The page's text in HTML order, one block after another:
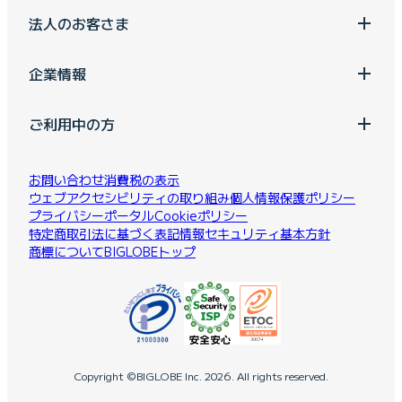
法人のお客さま
企業情報
ご利用中の方
お問い合わせ消費税の表示
ウェブアクセシビリティの取り組み個人情報保護ポリシー
プライバシーポータルCookieポリシー
特定商取引法に基づく表記情報セキュリティ基本方針
商標についてBIGLOBEトップ
Copyright ©BIGLOBE Inc. 2026. All rights reserved.